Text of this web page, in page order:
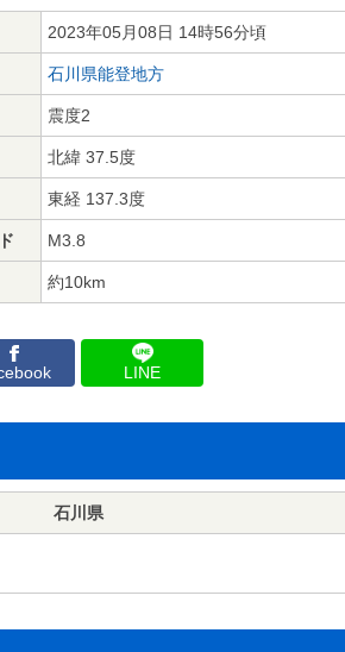
2023年05月08日 14時56分頃
石川県能登地方
震度2
北緯 37.5度
東経 137.3度
M3.8
約10km
LINE
石川県